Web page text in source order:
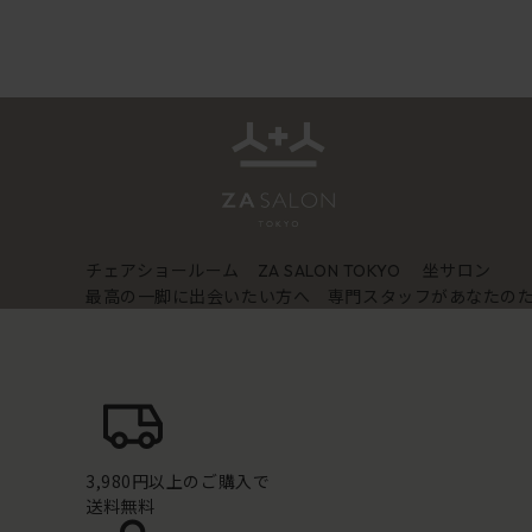
チェアショールーム ZA SALON TOKYO
坐サロン
最高の一脚に出会いたい方へ 専門スタッフがあなたの
3,980円以上のご購入で
送料無料